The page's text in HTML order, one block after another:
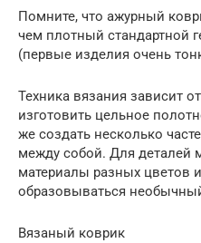
Помните, что ажурный
чем плотный стандартной
(первые изделия очень
Техника вязания зависит
изготовить цельное
же создать несколько
между собой. Для
материалы разных цветов и
образовываться
Вязаный коврик